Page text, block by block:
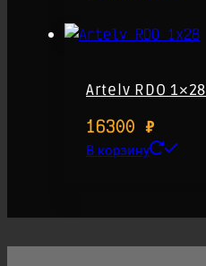
Artelv RDO 1×28
16300 ₽
В корзину